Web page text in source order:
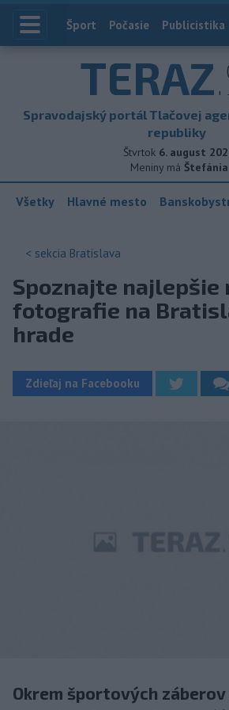
Index
Šport Počasie Publicistika
TERAZ
Spravodajský portál Tlačovej
republiky
Štvrtok 6. august
Meniny má Štefánia
Všetky Hlavné mesto
< sekcia Bratislava
Spoznajte najlepšie
fotografie na
hrade
Zdieľaj na Facebooku
Okrem športových